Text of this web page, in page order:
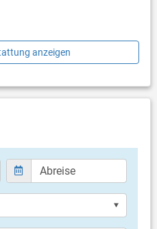
entfernt.
Sie in der Villa !
anzeigen